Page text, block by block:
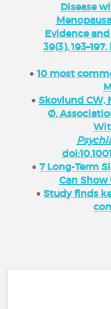
Disease
Evidence
39(3),
10 most
Skovlund CW,
Ø.
7 Long-Term
Can Show
Study finds